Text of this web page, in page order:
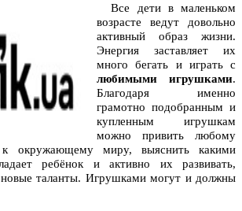
Все дети в маленьком
возрасте ведут довольно
активный образ жизни.
Энергия заставляет их
много бегать и играть с
любимыми игрушками.
Благодаря именно
грамотно подобранным и
купленным игрушкам
можно привить любому
окружающему миру, выяснить какими
ребёнок и активно их развивать,
таланты. Игрушками могут и должны